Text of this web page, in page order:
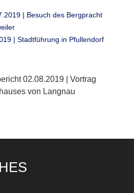
| Besuch des Bergpracht
| Stadtführung in Pfullendorf
02.08.2019 | Vortrag
von Langnau